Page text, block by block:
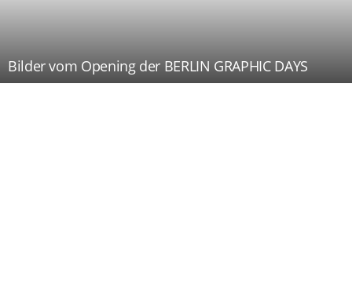
Bilder vom Opening der BERLIN GRAPHIC DAYS